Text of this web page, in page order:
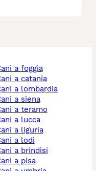
cani a foggia
cani a catania
cani a lombardia
cani a siena
cani a teramo
cani a lucca
cani a liguria
cani a lodi
cani a brindisi
cani a pisa